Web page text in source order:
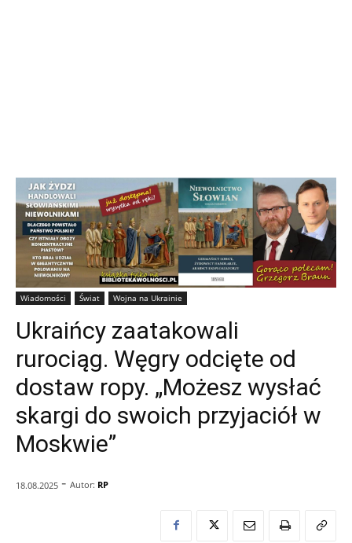
Wiadomości Świat Wojna na Ukrainie
Ukraińcy zaatakowali
rurociąg. Węgry odcięte od
dostaw ropy. „Możesz wysłać
skargi do swoich przyjaciół w
Moskwie”
18.08.2025 - Autor: RP